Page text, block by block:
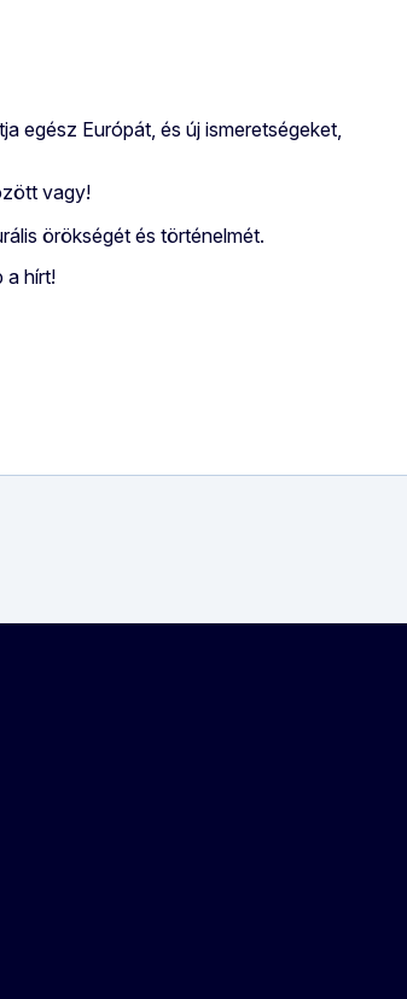
egész Európát, és új ismeretségeket,
vagy!
örökségét és történelmét.
a hírt!